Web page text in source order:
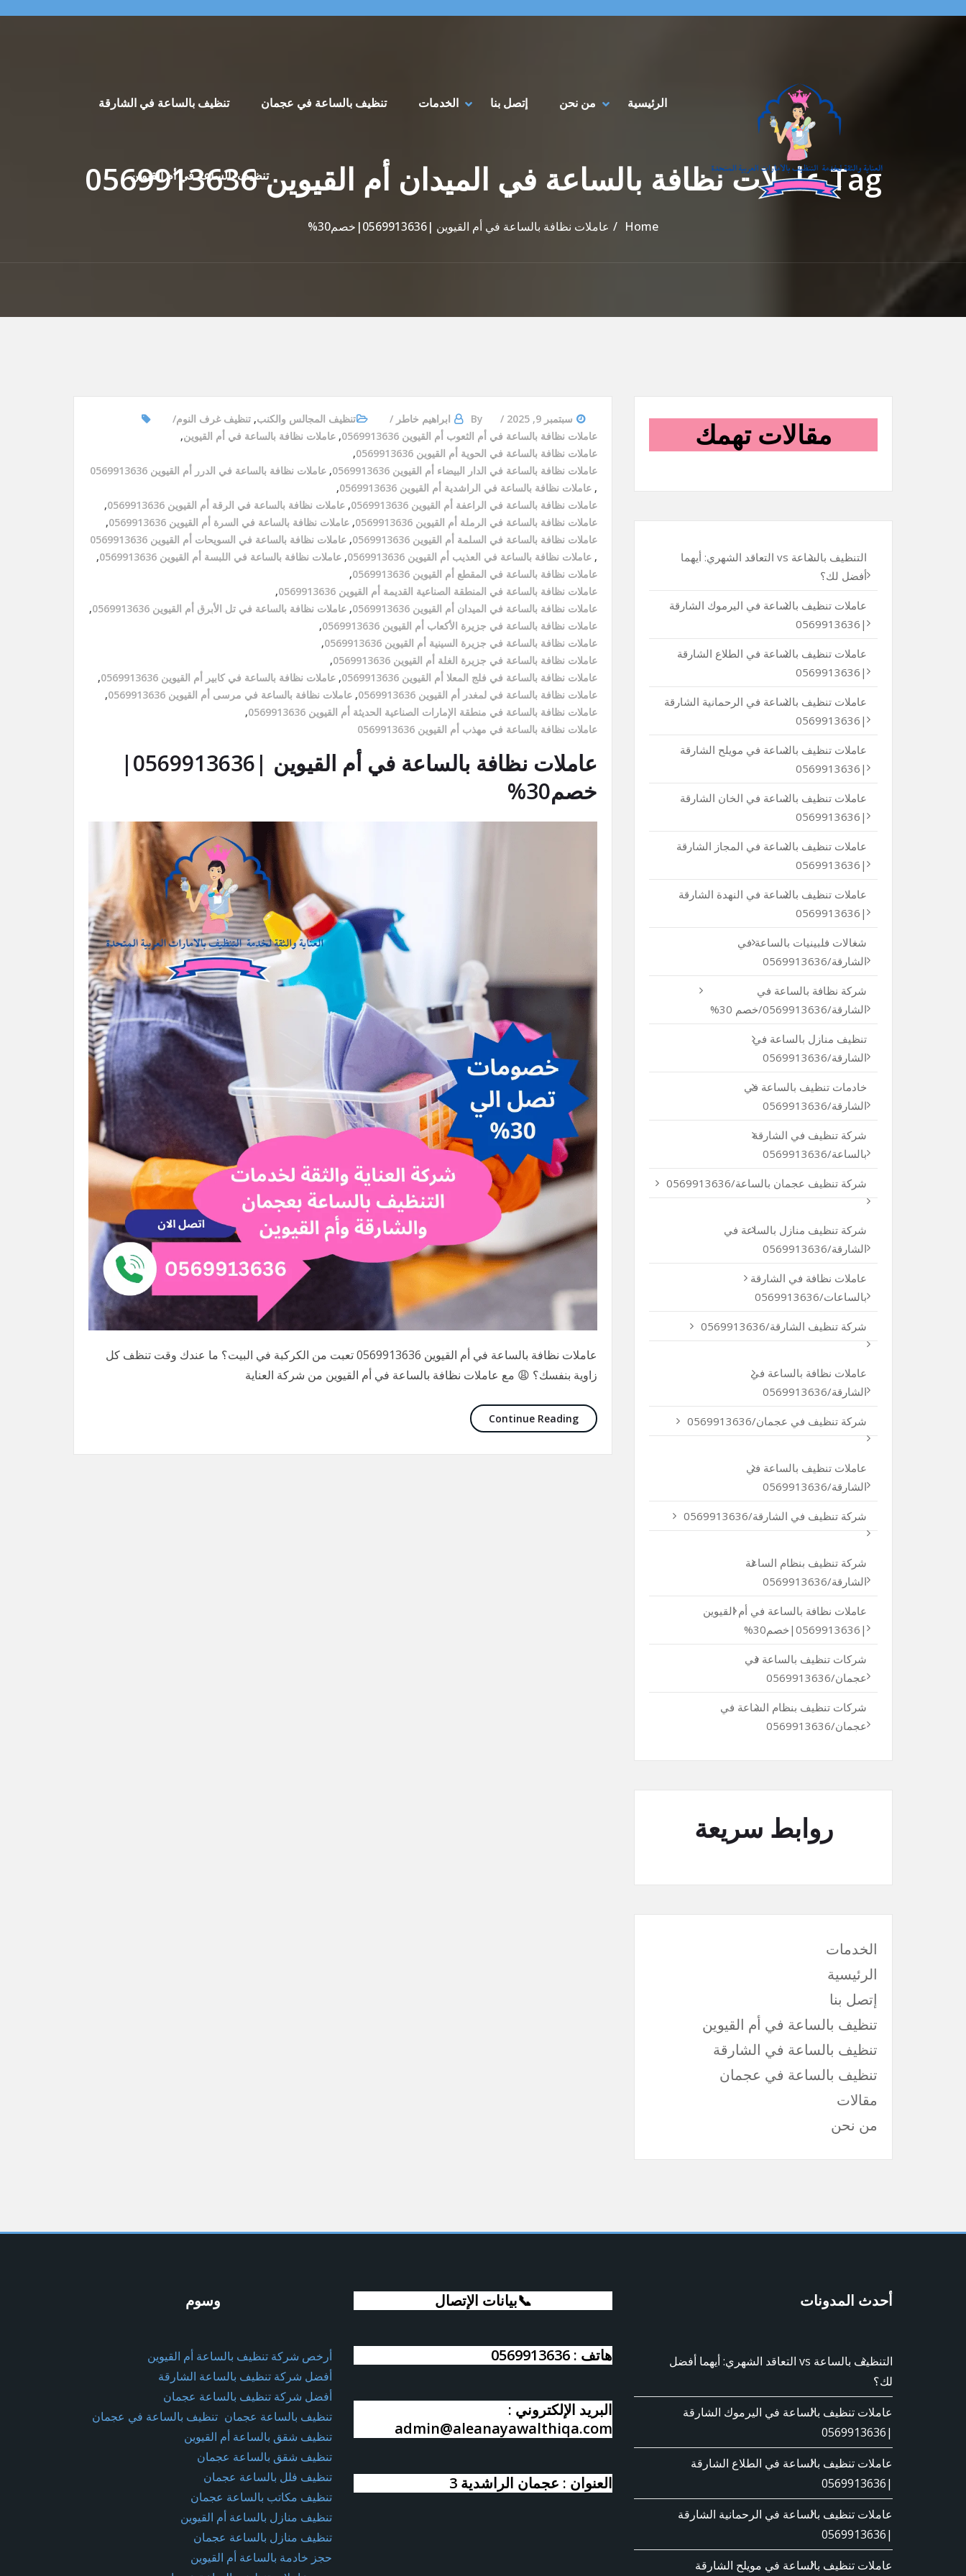
الرئيسية من نحن إتصل بنا الخدمات تنظيف بالساعة في عجمان تنظيف بالساعة في الشارقة
تنظيف بالساعة في أم القيوين Tag عاملات نظافة بالساعة في الميدان أم القيوين 0569913636
Home عاملات نظافة بالساعة في أم القيوين |0569913636|خصم30%
سبتمبر 9, 2025 By ابراهيم خاطر تنظيف المجالس والكنب, تنظيف غرف النوم
عاملات نظافة بالساعة في أم الثعوب أم القيوين 0569913636
, عاملات نظافة بالساعة في أم القيوين,
عاملات نظافة بالساعة في الحوية أم القيوين 0569913636
,
عاملات نظافة بالساعة في الدار البيضاء أم القيوين 0569913636
, عاملات نظافة بالساعة في الدرر أم القيوين 0569913636
, عاملات نظافة بالساعة في الراشدية أم القيوين 0569913636
,
عاملات نظافة بالساعة في الراعفة أم القيوين 0569913636
, عاملات نظافة بالساعة في الرقة أم القيوين 0569913636
,
عاملات نظافة بالساعة في الرملة أم القيوين 0569913636
, عاملات نظافة بالساعة في السرة أم القيوين 0569913636
,
عاملات نظافة بالساعة في السلمة أم القيوين 0569913636
, عاملات نظافة بالساعة في السويحات أم القيوين 0569913636
, عاملات نظافة بالساعة في العذيب أم القيوين 0569913636 , عاملات نظافة بالساعة في اللبسة أم القيوين 0569913636
,
عاملات نظافة بالساعة في المقطع أم القيوين 0569913636
,
عاملات نظافة بالساعة في المنطقة الصناعية القديمة أم القيوين 0569913636
,
عاملات نظافة بالساعة في الميدان أم القيوين 0569913636
, عاملات نظافة بالساعة في تل الأبرق أم القيوين 0569913636
,
عاملات نظافة بالساعة في جزيرة الأكعاب أم القيوين 0569913636
,
عاملات نظافة بالساعة في جزيرة السينية أم القيوين 0569913636
,
عاملات نظافة بالساعة في جزيرة الغلة أم القيوين 0569913636
,
عاملات نظافة بالساعة في فلج المعلا أم القيوين 0569913636
, عاملات نظافة بالساعة في كابير أم القيوين 0569913636
,
عاملات نظافة بالساعة في لمغدر أم القيوين 0569913636
, عاملات نظافة بالساعة في مرسى أم القيوين 0569913636
,
عاملات نظافة بالساعة في منطقة الإمارات الصناعية الحديثة أم القيوين 0569913636
,
عاملات نظافة بالساعة في مهذب أم القيوين 0569913636
عاملات نظافة بالساعة في أم القيوين |0569913636|
خصم30%
عاملات نظافة بالساعة في أم القيوين 0569913636 تعبت من الكركبة في البيت؟ ما عندك وقت تنظف كل
زاوية بنفسك؟ 😩 مع عاملات نظافة بالساعة في أم القيوين من شركة العناية
Continue Reading
مقالات تهمك
التنظيف بالساعة vs التعاقد الشهري: أيهما
أفضل لك؟
عاملات تنظيف بالساعة في اليرموك الشارقة
|0569913636
عاملات تنظيف بالساعة في الطلاع الشارقة
|0569913636
عاملات تنظيف بالساعة في الرحمانية الشارقة
|0569913636
عاملات تنظيف بالساعة في مويلح الشارقة
|0569913636
عاملات تنظيف بالساعة في الخان الشارقة
|0569913636
عاملات تنظيف بالساعة في المجاز الشارقة
|0569913636
عاملات تنظيف بالساعة في النهدة الشارقة
|0569913636
شغالات فلبينيات بالساعة في
الشارقة/0569913636
شركة نظافة بالساعة في
الشارقة/0569913636/خصم 30%
تنظيف منازل بالساعة في
الشارقة/0569913636
خادمات تنظيف بالساعة في
الشارقة/0569913636
شركة تنظيف في الشارقة
بالساعة/0569913636
شركة تنظيف عجمان بالساعة/0569913636
شركة تنظيف منازل بالساعة في
الشارقة/0569913636
عاملات نظافة في الشارقة
بالساعات/0569913636
شركة تنظيف الشارقة/0569913636
عاملات نظافة بالساعة في
الشارقة/0569913636
شركة تنظيف في عجمان/0569913636
عاملات تنظيف بالساعة في
الشارقة/0569913636
شركة تنظيف في الشارقة/0569913636
شركة تنظيف بنظام الساعة
الشارقة/0569913636
عاملات نظافة بالساعة في أم القيوين
|0569913636|خصم30%
شركات تنظيف بالساعة في
عجمان/0569913636
شركات تنظيف بنظام الساعة في
عجمان/0569913636
روابط سريعة
الخدمات
الرئيسية
إتصل بنا
تنظيف بالساعة في أم القيوين
تنظيف بالساعة في الشارقة
تنظيف بالساعة في عجمان
مقالات
من نحن
وسوم
أرخص شركة تنظيف بالساعة أم القيوين
أفضل شركة تنظيف بالساعة الشارقة
أفضل شركة تنظيف بالساعة عجمان
تنظيف بالساعة عجمان تنظيف بالساعة في عجمان
تنظيف شقق بالساعة أم القيوين
تنظيف شقق بالساعة عجمان
تنظيف فلل بالساعة عجمان
تنظيف مكاتب بالساعة عجمان
تنظيف منازل بالساعة أم القيوين
تنظيف منازل بالساعة عجمان
حجز خادمة بالساعة أم القيوين
📞بيانات الإتصال
هاتف : 0569913636
البريد الإلكتروني :
admin@aleanayawalthiqa.com
العنوان : عجمان الراشدية 3
أحدث المدونات
التنظيف بالساعة vs التعاقد الشهري: أيهما أفضل
لك؟
عاملات تنظيف بالساعة في اليرموك الشارقة
|0569913636
عاملات تنظيف بالساعة في الطلاع الشارقة
|0569913636
عاملات تنظيف بالساعة في الرحمانية الشارقة
|0569913636
عاملات تنظيف بالساعة في مويلح الشارقة